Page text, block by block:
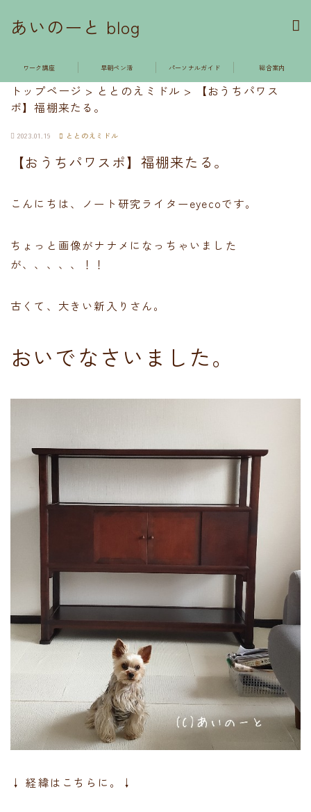
あいのーと blog
ワーク講座 早朝ペン活 パーソナルガイド 総合案内
トップページ > ととのえミドル >
【おうちパワス
ポ】福棚来たる。
2023.01.19 ととのえミドル
【おうちパワスポ】福棚来たる。
こんにちは、ノート研究ライターeyecoです。
ちょっと画像がナナメになっちゃいました
が、、、、、！！
古くて、大きい新入りさん。
おいでなさいました。
↓ 経緯はこちらに。↓